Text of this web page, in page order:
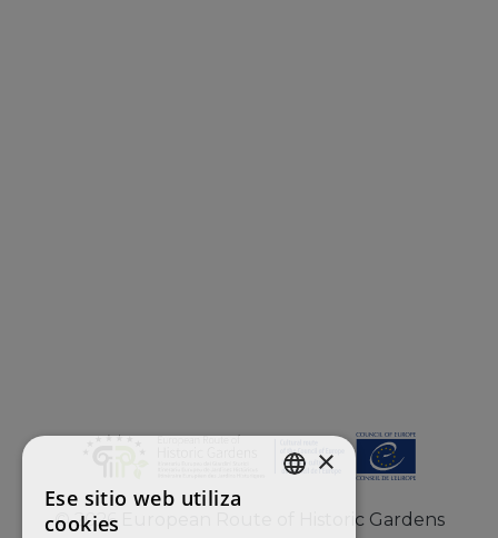
©2026 European Route of Historic Gardens
×
Ese sitio web utiliza
cookies